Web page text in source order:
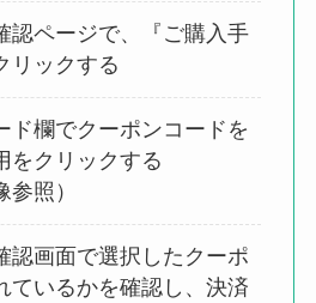
認ページで、『ご購入手
リックする
ド欄でクーポンコードを
をクリックする
参照）
認画面で選択したクーポ
ているかを確認し、決済